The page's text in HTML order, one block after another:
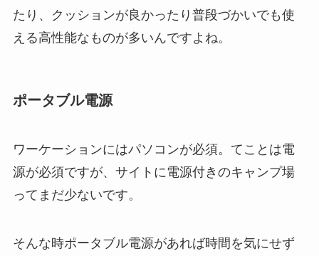
たり、
クッションが良かったり 普段づかいでも使
える高性能なものが多いんですよね。
ポータブル電源
ワーケーションにはパソコンが必須。てことは電
源が必須ですが、 サイトに電源付きのキャンプ場
ってまだ少ないです。
そんな時ポータブル電源があれば時間を気にせず